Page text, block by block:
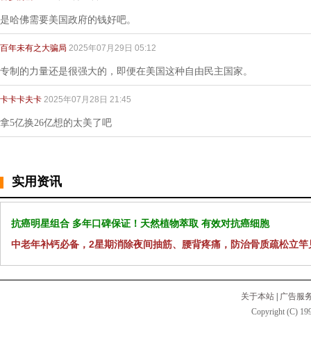
是哈佛需要美国政府的钱好吧。
百年未有之大骗局 2025年07月29日 05:12
专制的力量还是很强大的，即便在美国这种自由民主国家。
卡卡卡夫卡 2025年07月28日 21:45
拿5亿换26亿想的太美了吧
实用资讯
抗癌明星组合 多年口碑保证！天然植物萃取 有效对抗癌细胞
中老年补钙必备，2星期消除夜间抽筋、腰背疼痛，防治骨质疏松立竿
关于本站
广告服
Copyright (C)